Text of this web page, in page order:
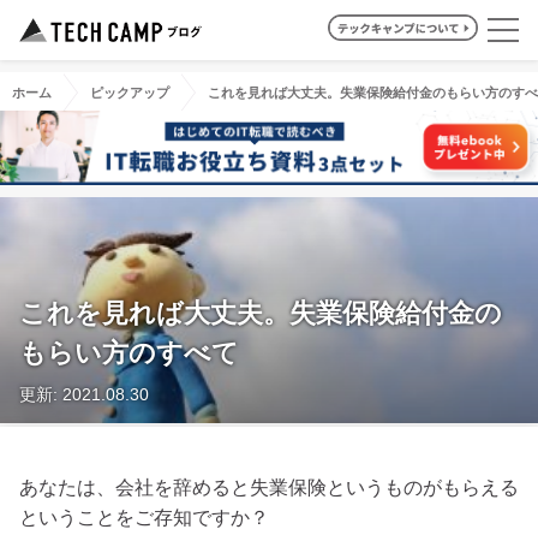
ホーム ピックアップ これを見れば大丈夫。失業保険給付金のもらい方のす
これを見れば大丈夫。失業保険給付金の
もらい方のすべて
更新: 2021.08.30
あなたは、会社を辞めると失業保険というものがもらえる
ということをご存知ですか？